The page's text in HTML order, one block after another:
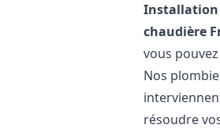
Installation
chaudière
vous
Nos
résoudre